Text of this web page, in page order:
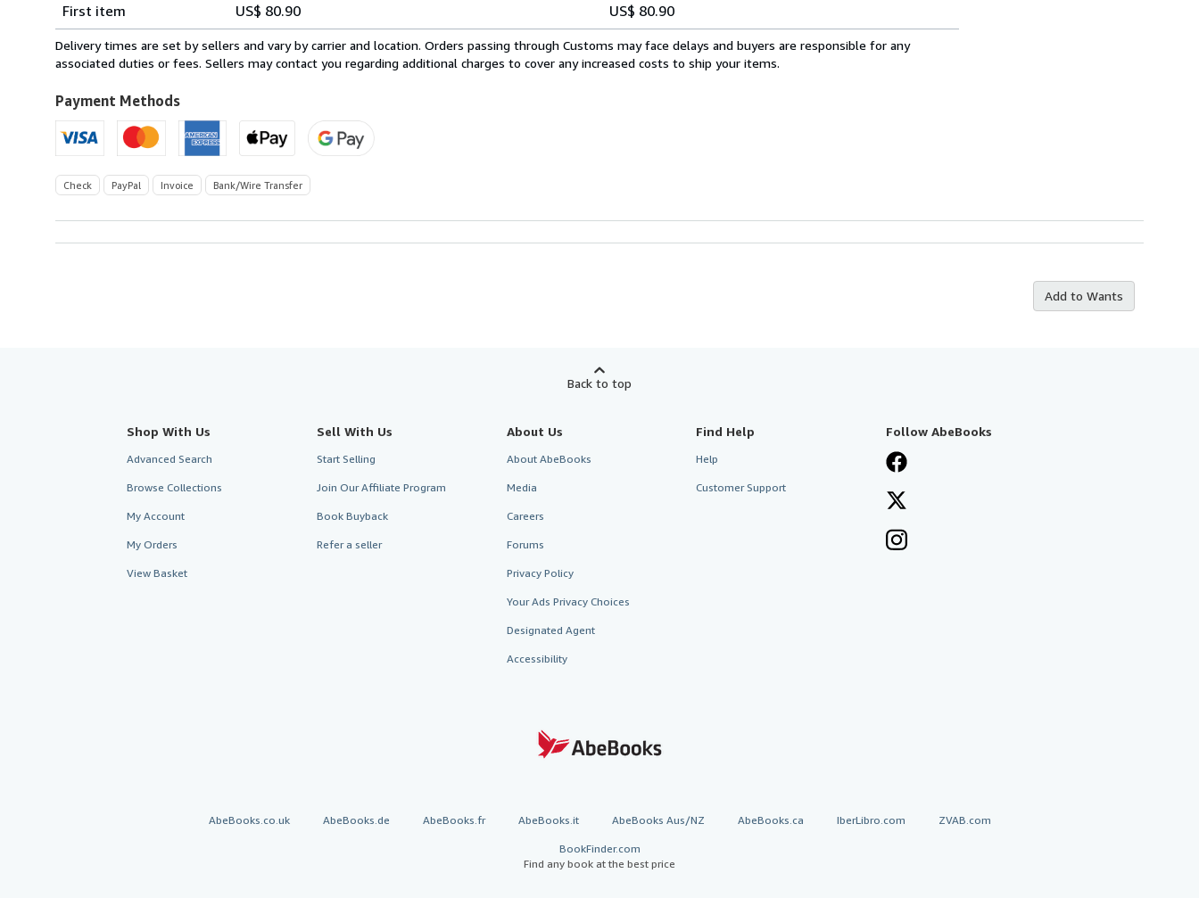
rates
from
Germany
U.S.A.
First item
US$ 80.90 US$ 80.90
Delivery times are set by sellers and vary by carrier and location. Orders passing through Customs may face delays and buyers are responsible for any
associated duties or fees. Sellers may contact you regarding additional charges to cover any increased costs to ship your items.
Payment Methods
Check PayPal Invoice Bank/Wire Transfer
Add to Wants
Back to top
Shop With Us
Advanced Search
Browse Collections
My Account
My Orders
View Basket
Sell With Us
Start Selling
Join Our Affiliate Program
Book Buyback
Refer a seller
About Us
About AbeBooks
Media
Careers
Forums
Privacy Policy
Your Ads Privacy Choices
Designated Agent
Accessibility
Find Help
Help
Customer Support
Follow AbeBooks
AbeBooks.co.uk AbeBooks.de AbeBooks.fr AbeBooks.it AbeBooks Aus/NZ AbeBooks.ca IberLibro.com ZVAB.com
BookFinder.com
Find any book at the best price